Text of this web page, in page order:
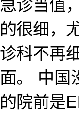
的很细，
诊科不再
面。 中国
的院前是